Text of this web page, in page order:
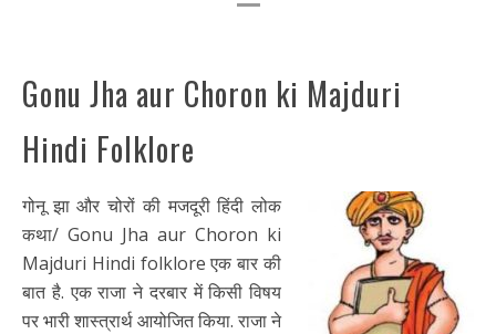
Gonu Jha aur Choron ki Majduri
Hindi Folklore
गोनू झा और चोरों की मजदूरी हिंदी लोक
कथा/ Gonu Jha aur Choron ki
Majduri Hindi folklore एक बार की
बात है. एक राजा ने दरबार में किसी विषय
पर भारी शास्त्रार्थ आयोजित किया. राजा ने